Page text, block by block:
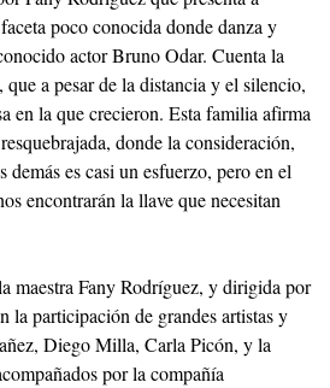
poco conocida donde danza y
actor Bruno Odar. Cuenta la
que a pesar de la distancia y el silencio,
en la que crecieron. Esta familia afirma
donde la consideración,
demás es casi un esfuerzo, pero en el
encontrarán la llave que necesitan
maestra Fany Rodríguez, y dirigida por
la participación de grandes artistas y
Diego Milla, Carla Picón, y la
por la compañía